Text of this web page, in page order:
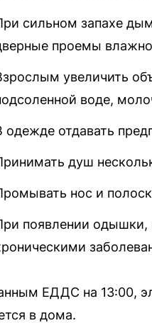
сильном запахе
проемы
увеличить
воде,
одежде отдавать
душ
нос и
появлении одышки,
ЕДДС на 13:00,
в дома.